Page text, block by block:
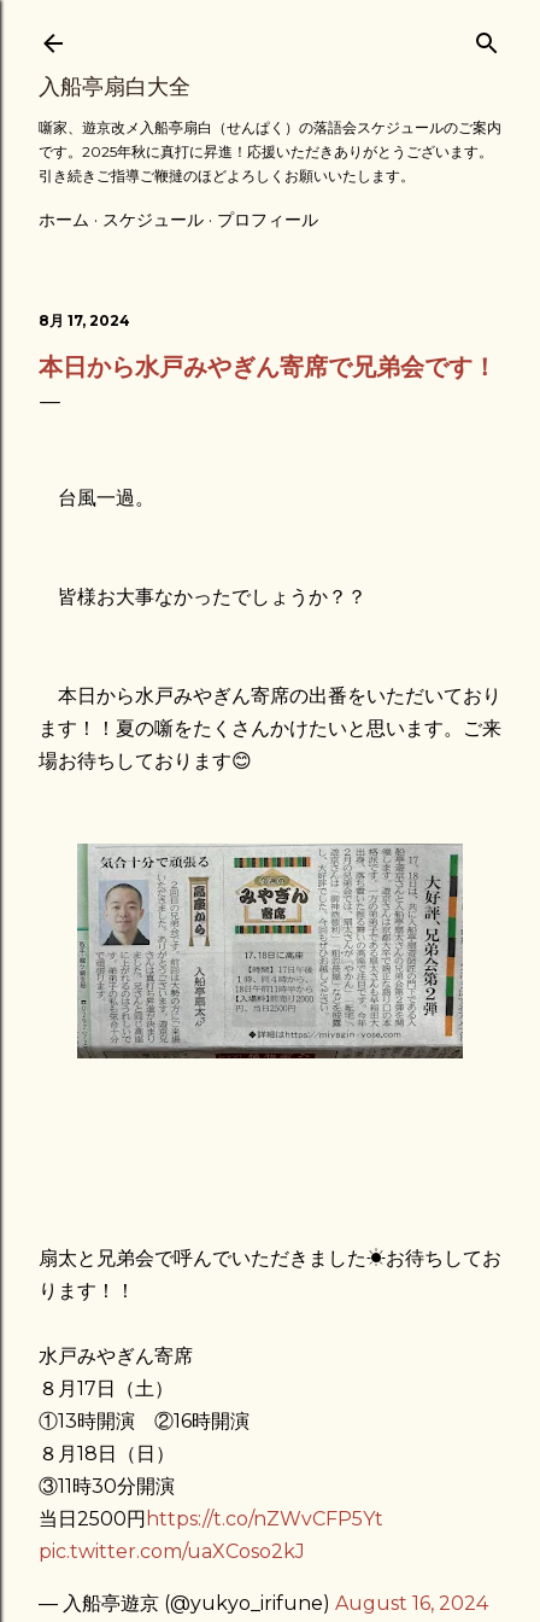
スキップしてメイン コンテンツに移動
入船亭扇白大全
噺家、遊京改メ入船亭扇白（せんぱく）の落語会スケジュールのご案内
です。2025年秋に真打に昇進！応援いただきありがとうございます。
引き続きご指導ご鞭撻のほどよろしくお願いいたします。
ホーム スケジュール プロフィール
8月 17, 2024
本日から水戸みやぎん寄席で兄弟会です！
台風一過。
皆様お大事なかったでしょうか？？
本日から水戸みやぎん寄席の出番をいただいており
ます！！夏の噺をたくさんかけたいと思います。ご来
場お待ちしております😊
扇太と兄弟会で呼んでいただきました☀お待ちしてお
ります！！
水戸みやぎん寄席
８月17日（土）
①13時開演 ②16時開演
８月18日（日）
③11時30分開演
当日2500円 https://t.co/nZWvCFP5Yt
pic.twitter.com/uaXCoso2kJ
— 入船亭遊京 (@yukyo_irifune) August 16, 2024